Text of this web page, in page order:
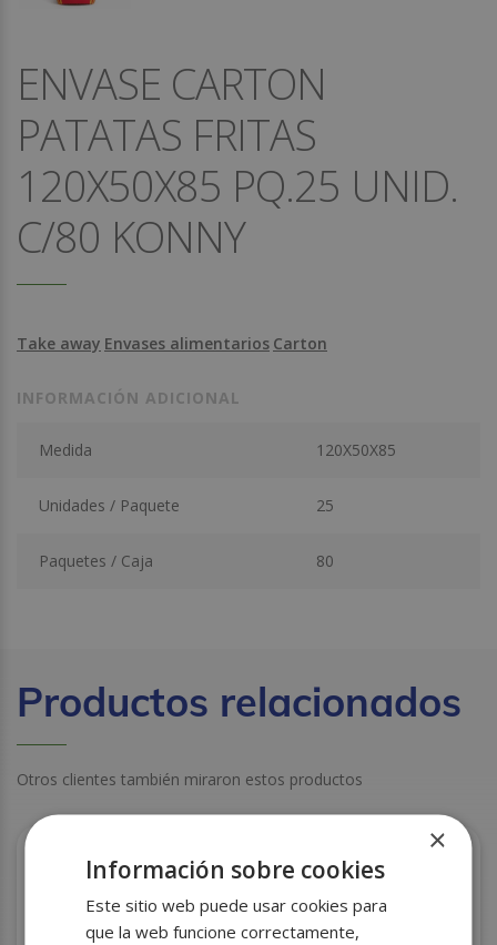
ENVASE CARTON
PATATAS FRITAS
120X50X85 PQ.25 UNID.
C/80 KONNY
Take away Envases alimentarios Carton
INFORMACIÓN ADICIONAL
Medida 120X50X85
Unidades / Paquete 25
Paquetes / Caja 80
Productos relacionados
Otros clientes también miraron estos productos
×
Información sobre cookies
Este sitio web puede usar cookies para
que la web funcione correctamente,